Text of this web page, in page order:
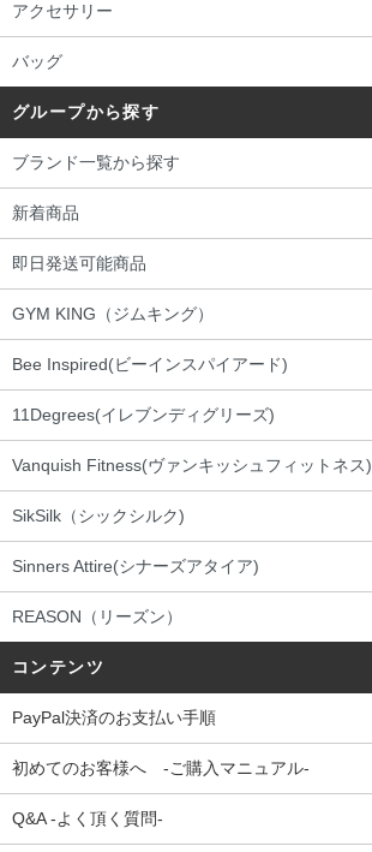
アクセサリー
バッグ
グループから探す
ブランド一覧から探す
新着商品
即日発送可能商品
GYM KING（ジムキング）
Bee Inspired(ビーインスパイアード)
11Degrees(イレブンディグリーズ)
Vanquish Fitness(ヴァンキッシュフィットネス)
SikSilk（シックシルク)
Sinners Attire(シナーズアタイア)
REASON（リーズン）
コンテンツ
PayPal決済のお支払い手順
初めてのお客様へ -ご購入マニュアル-
Q&A -よく頂く質問-